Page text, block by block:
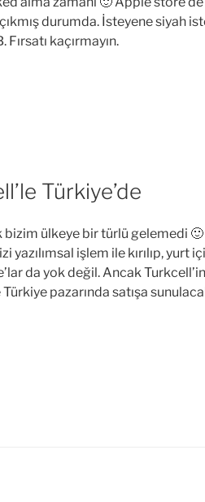
durumda. İsteyene siyah
kaçırmayın.
Türkiye’de
bizim ülkeye bir türlü gelemedi 🙂
yazılımsal işlem ile kırılıp, yurt
da yok değil. Ancak
pazarında satışa